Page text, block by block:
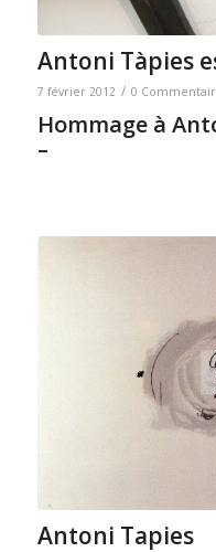
Antoni Tàpies
7 février 2012 / 0
Hommage à
–
Antoni Tapies